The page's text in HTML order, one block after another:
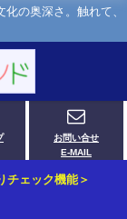
の奥深さ。触れて、
お問い合せ
E-MAIL
チェック機能＞